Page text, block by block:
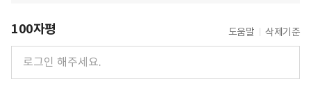
100자평 도움말 삭제기준